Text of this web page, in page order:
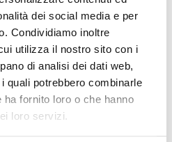
dei social media e per
Condividiamo inoltre
utilizza il nostro sito con i
di analisi dei dati web,
quali potrebbero combinarle
fornito loro o che hanno
loro servizi.
Pubblicità